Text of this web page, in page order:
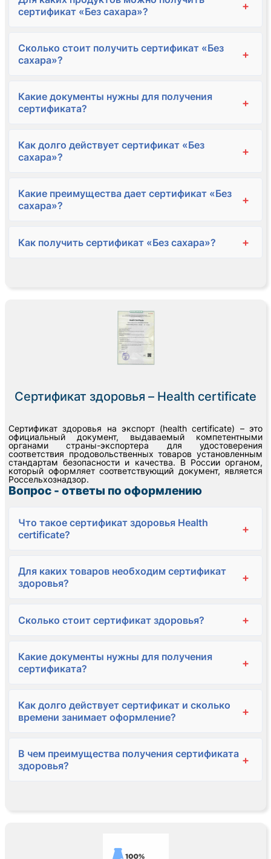
сертификат «Без сахара»?
+
Сколько стоит получить сертификат «Без
сахара»?
+
Какие документы нужны для получения
сертификата?
+
Как долго действует сертификат «Без
сахара»?
+
Какие преимущества дает сертификат «Без
сахара»?
+
Как получить сертификат «Без сахара»? +
Сертификат здоровья – Health certificate
Сертификат здоровья на экспорт (health certificate) – это
официальный документ, выдаваемый компетентными
органами страны-экспортера для удостоверения
соответствия продовольственных товаров установленным
стандартам безопасности и качества. В России органом,
который оформляет соответствующий документ, является
Россельхознадзор.
Вопрос - ответы по оформлению
Что такое сертификат здоровья Health
certificate?
+
Для каких товаров необходим сертификат
здоровья?
+
Сколько стоит сертификат здоровья? +
Какие документы нужны для получения
сертификата?
+
Как долго действует сертификат и сколько
времени занимает оформление?
+
В чем преимущества получения сертификата
здоровья?
+